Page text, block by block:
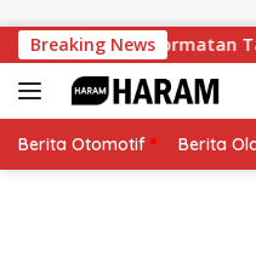
Breaking News
Kehormatan Tapak
Berita Otomotif Berita